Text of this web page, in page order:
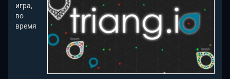
игра,
во
время